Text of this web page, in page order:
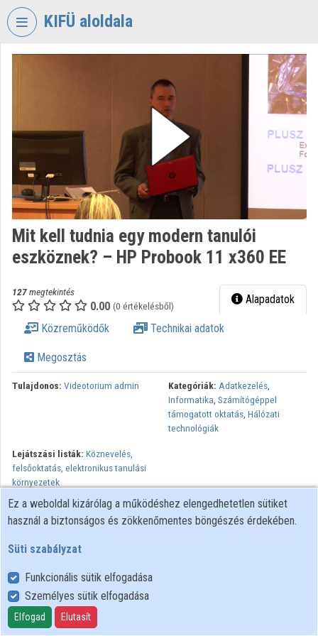
Fejléc kihagyása
KIFÜ aloldala
FEJLESZTÉSI
Intézményi kezdőlap
Bejelentkezés
Intézményi felfedezés
Intézményi listák
Intézmények
Közreműködők
Mit kell tudnia egy modern tanulói
eszköznek? – HP Probook 11 x360 EE
127megtekintés
0.00 (0 értékelésből) Alapadatok
Közreműködők Technikai adatok
Megosztás
Tulajdonos: Videotorium admin Kategóriák: Adatkezelés,
Informatika, Számítógéppel
támogatott oktatás, Hálózati
technológiák
Lejátszási listák: Köznevelés,
felsőoktatás, elektronikus tanulási
környezetek
Felhasználói szabályzat
Adatkezelési tájékoztató
Süti szabályzat
Ez a weboldal kizárólag a működéshez elengedhetetlen sütiket
használ a biztonságos és zökkenőmentes böngészés érdekében.
Süti szabályzat
Funkcionális sütik elfogadása
Személyes sütik elfogadása
Elfogad Elutasít